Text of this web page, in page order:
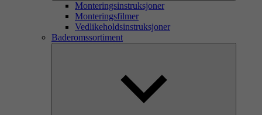
Monteringsinstruksjoner
Monteringsfilmer
Vedlikeholdsinstruksjoner
Baderomssortiment